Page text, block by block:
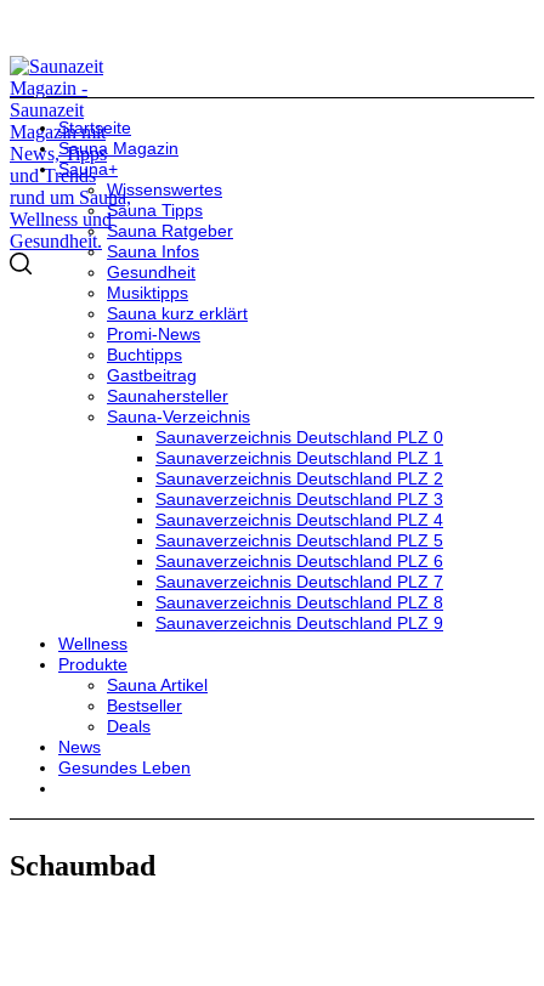
Startseite
Sauna Magazin
Sauna+
Wissenswertes
Sauna Tipps
Sauna Ratgeber
Sauna Infos
Gesundheit
Musiktipps
Sauna kurz erklärt
Promi-News
Buchtipps
Gastbeitrag
Saunahersteller
Sauna-Verzeichnis
Saunaverzeichnis Deutschland PLZ 0
Saunaverzeichnis Deutschland PLZ 1
Saunaverzeichnis Deutschland PLZ 2
Saunaverzeichnis Deutschland PLZ 3
Saunaverzeichnis Deutschland PLZ 4
Saunaverzeichnis Deutschland PLZ 5
Saunaverzeichnis Deutschland PLZ 6
Saunaverzeichnis Deutschland PLZ 7
Saunaverzeichnis Deutschland PLZ 8
Saunaverzeichnis Deutschland PLZ 9
Wellness
Produkte
Sauna Artikel
Bestseller
Deals
News
Gesundes Leben
Schaumbad